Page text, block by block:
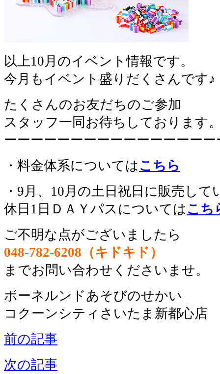
以上10月のイベント情報です。
今月もイベント盛りだくさんです♪
たくさんのお友だちのご参加
スタッフ一同お待ちしております
ーーーーーーーーーーーーーーー
・料金体系については こちら
・9月、10月の土日祝日に販売して
休日1日ＤＡＹパスについては こち
ご不明な点がございましたら
048-782-6208（キドキド）
までお問い合わせくださいませ。
ボーネルンドあそびのせかい
コクーンシティさいたま新都心店
前の記事
次の記事